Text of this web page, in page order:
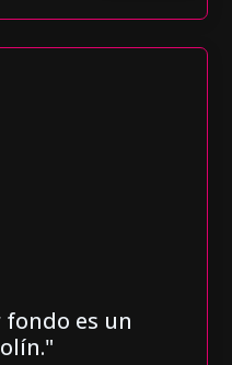
fondo es un